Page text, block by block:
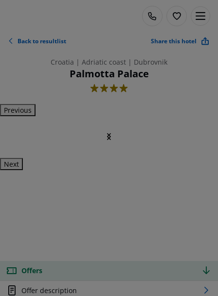
Back to resultlist Share this hotel
Croatia | Adriatic coast | Dubrovnik
Palmotta Palace
4
Previous
Next
Offers
Offer description